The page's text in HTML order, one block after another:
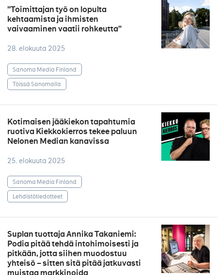
”Toimittajan työ on lopulta
kehtaamista ja ihmisten
vaivaaminen vaatii rohkeutta”
28. elokuuta 2025
Sanoma Media Finland
Töissä Sanomalla
Kotimaisen jääkiekon tapahtumia
ruotiva Kiekkokierros tekee paluun
Nelonen Median kanavissa
25. elokuuta 2025
Sanoma Media Finland
Lehdistötiedotteet
Suplan tuottaja Annika Takaniemi:
Podia pitää tehdä intohimoisesti ja
pitkään, jotta siihen muodostuu
yhteisö – sitten sitä pitää jatkuvasti
muistaa markkinoida